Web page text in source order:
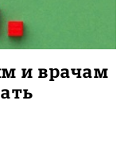
и врачам